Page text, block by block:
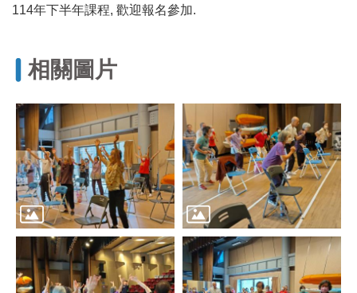
系
文
化
資
產
臺
北
市
區
界
說
114年下半年課程, 歡迎報名參加.
相關圖片